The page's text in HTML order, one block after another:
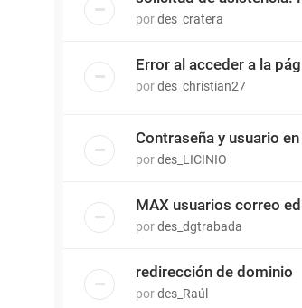
pordes_cratera
Error al acceder a la
pordes_christian27
Contraseña y usuario
pordes_LICINIO
MAX usuarios correo
pordes_dgtrabada
redirección de dominio
pordes_Raúl